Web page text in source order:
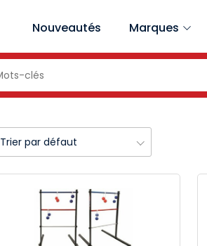
Nouveautés Marques
Trier par défaut